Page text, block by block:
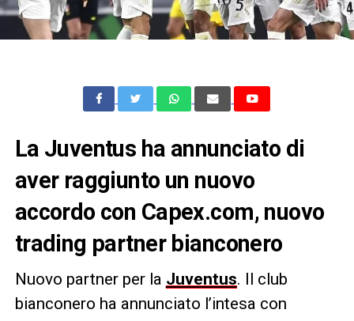
La Juventus ha annunciato di
aver raggiunto un nuovo
accordo con Capex.com, nuovo
trading partner bianconero
Nuovo partner per la Juventus. Il club
bianconero ha annunciato l’intesa con